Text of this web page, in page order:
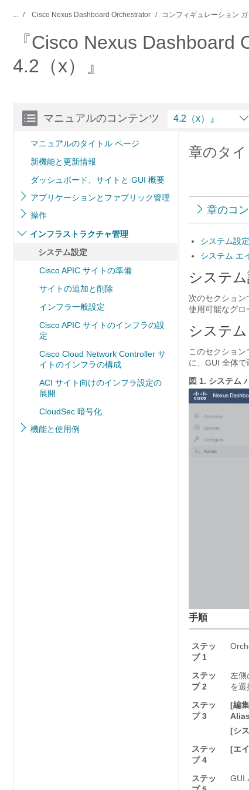
... Cisco Nexus Dashboard Orchestrator コンフィギュレーション ガ
『Cisco Nexus
4.2（x）』
マニュアルのコンテンツ
マニュアルのタイトル ページ
新機能と更新情報
ダッシュボード、サイトと GUI 概要
アプリケーションとファブリック管理
操作
インフラストラクチャ管理
システム設定
Cisco APIC サイトの準備
サイトの追加と削除
インフラ一般設定
Cisco APIC サイトのインフラの設
定
Cisco Cloud Network Controller サ
イトのインフラの構成
ACI サイト向けのインフラ設定の
展開
CloudSec 暗号化
機能と使用例
4.2（x）』
章のタ
章のコ
システム設定
システム エ
システ
次のセクショ
使用可能なグロ
システ
このセクショ
に、GUI 全体
図 1. システム
手順
ステッ
プ 1
ステッ
プ 2
左側
を選
ステッ
プ 3
[編
[シ
ステッ
プ 4
[エ
ステッ
GUI